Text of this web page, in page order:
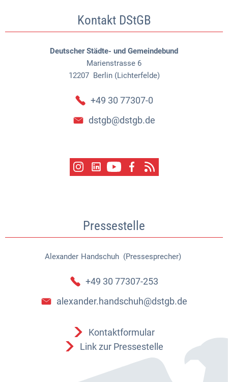
Kontakt DStGB
Deutscher Städte- und Gemeindebund
Marienstrasse 6
12207 Berlin (Lichterfelde)
+49 30 77307-0
dstgb@dstgb.de
Pressestelle
Alexander Handschuh (Pressesprecher)
Alexander Handschuh
+49 30 77307-253
alexander.handschuh@dstgb.de
Kontaktformular
Link zur Pressestelle